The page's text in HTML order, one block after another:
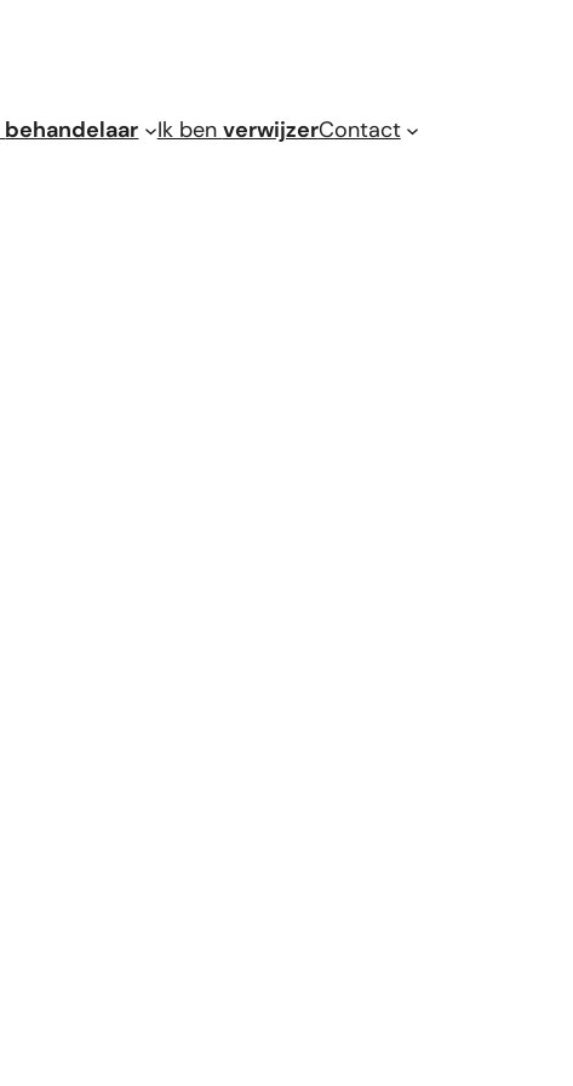
behandelaar Ik ben verwijzerContact